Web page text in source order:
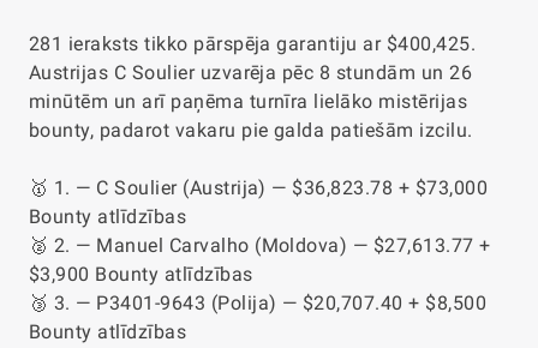
281 ieraksts tikko pārspēja garantiju ar $400,425.
Austrijas C Soulier uzvarēja pēc 8 stundām un 26
minūtēm un arī paņēma turnīra lielāko mistērijas
bounty, padarot vakaru pie galda patiešām izcilu.
🥇 1. — C Soulier (Austrija) — $36,823.78 + $73,000
Bounty atlīdzības
🥈 2. — Manuel Carvalho (Moldova) — $27,613.77 +
$3,900 Bounty atlīdzības
🥉 3. — P3401-9643 (Polija) — $20,707.40 + $8,500
Bounty atlīdzības